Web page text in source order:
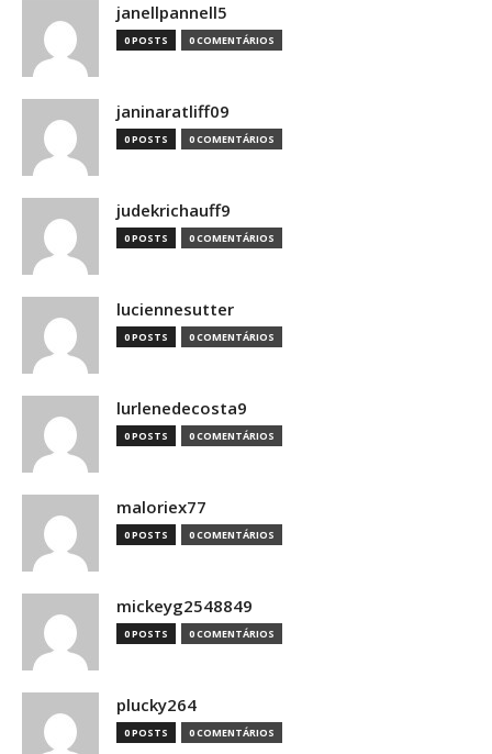
janellpannell5
0 POSTS 0 COMENTÁRIOS
janinaratliff09
0 POSTS 0 COMENTÁRIOS
judekrichauff9
0 POSTS 0 COMENTÁRIOS
luciennesutter
0 POSTS 0 COMENTÁRIOS
lurlenedecosta9
0 POSTS 0 COMENTÁRIOS
maloriex77
0 POSTS 0 COMENTÁRIOS
mickeyg2548849
0 POSTS 0 COMENTÁRIOS
plucky264
0 POSTS 0 COMENTÁRIOS